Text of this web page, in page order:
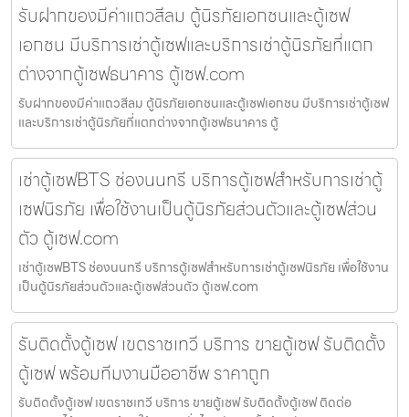
รับฝากของมีค่าแถวสีลม ตู้นิรภัยเอกชนและตู้เซฟ
เอกชน มีบริการเช่าตู้เซฟและบริการเช่าตู้นิรภัยที่แตก
ต่างจากตู้เซฟธนาคาร ตู้เซฟ.com
รับฝากของมีค่าแถวสีลม ตู้นิรภัยเอกชนและตู้เซฟเอกชน มีบริการเช่าตู้เซฟ
และบริการเช่าตู้นิรภัยที่แตกต่างจากตู้เซฟธนาคาร ตู้
เช่าตู้เซฟBTS ช่องนนทรี บริการตู้เซฟสำหรับการเช่าตู้
เซฟนิรภัย เพื่อใช้งานเป็นตู้นิรภัยส่วนตัวและตู้เซฟส่วน
ตัว ตู้เซฟ.com
เช่าตู้เซฟBTS ช่องนนทรี บริการตู้เซฟสำหรับการเช่าตู้เซฟนิรภัย เพื่อใช้งาน
เป็นตู้นิรภัยส่วนตัวและตู้เซฟส่วนตัว ตู้เซฟ.com
รับติดตั้งตู้เซฟ เขตราชเทวี บริการ ขายตู้เซฟ รับติดตั้ง
ตู้เซฟ พร้อมทีมงานมืออาชีพ ราคาถูก
รับติดตั้งตู้เซฟ เขตราชเทวี บริการ ขายตู้เซฟ รับติดตั้งตู้เซฟ ติดต่อ